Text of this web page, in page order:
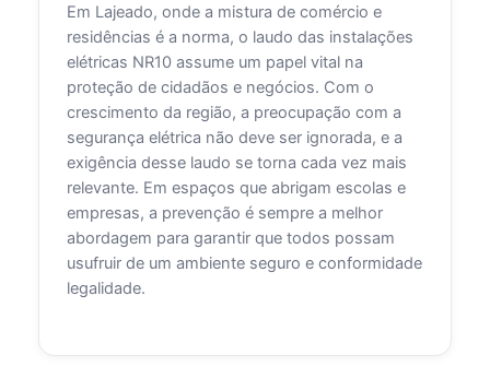
Em Lajeado, onde a mistura de comércio e
residências é a norma, o laudo das instalações
elétricas NR10 assume um papel vital na
proteção de cidadãos e negócios. Com o
crescimento da região, a preocupação com a
segurança elétrica não deve ser ignorada, e a
exigência desse laudo se torna cada vez mais
relevante. Em espaços que abrigam escolas e
empresas, a prevenção é sempre a melhor
abordagem para garantir que todos possam
usufruir de um ambiente seguro e conformidade
legalidade.